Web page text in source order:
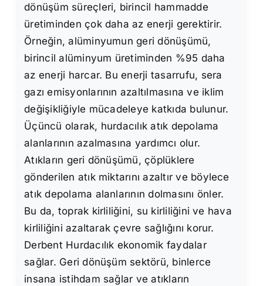
dönüşüm süreçleri, birincil hammadde
üretiminden çok daha az enerji gerektirir.
Örneğin, alüminyumun geri dönüşümü,
birincil alüminyum üretiminden %95 daha
az enerji harcar. Bu enerji tasarrufu, sera
gazı emisyonlarının azaltılmasına ve iklim
değişikliğiyle mücadeleye katkıda bulunur.
Üçüncü olarak, hurdacılık atık depolama
alanlarının azalmasına yardımcı olur.
Atıkların geri dönüşümü, çöplüklere
gönderilen atık miktarını azaltır ve böylece
atık depolama alanlarının dolmasını önler.
Bu da, toprak kirliliğini, su kirliliğini ve hava
kirliliğini azaltarak çevre sağlığını korur.
Derbent Hurdacılık ekonomik faydalar
sağlar. Geri dönüşüm sektörü, binlerce
insana istihdam sağlar ve atıkların